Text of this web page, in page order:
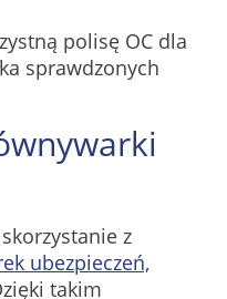
polisę OC dla
sprawdzonych
z
ubezpieczeń,
takim